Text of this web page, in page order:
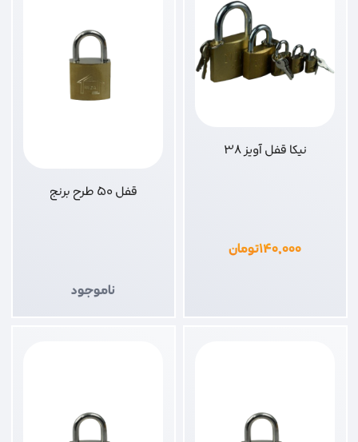
نیکا قفل آویز 38
۱۴۰,۰۰۰تومان
قفل 50 طرح برنج
ناموجود